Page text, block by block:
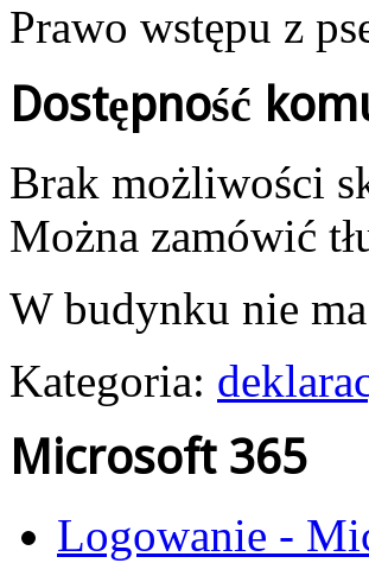
Prawo wstępu z
Dostępność
Brak możliwości
Można zamówić
W budynku nie
Kategoria:
Microsoft 365
Logowanie -